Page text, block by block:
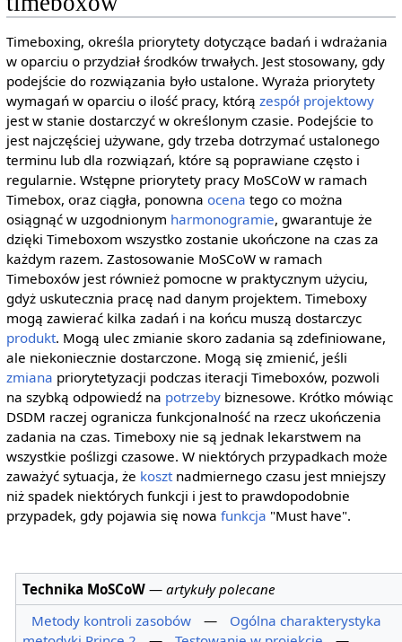
Timeboxing, określa priorytety dotyczące badań i wdrażania
w oparciu o przydział środków trwałych. Jest stosowany, gdy
podejście do rozwiązania było ustalone. Wyraża priorytety
wymagań w oparciu o ilość pracy, którą zespół projektowy
jest w stanie dostarczyć w określonym czasie. Podejście to
jest najczęściej używane, gdy trzeba dotrzymać ustalonego
terminu lub dla rozwiązań, które są poprawiane często i
regularnie. Wstępne priorytety pracy MoSCoW w ramach
Timebox, oraz ciągła, ponowna ocena tego co można
osiągnąć w uzgodnionym harmonogramie, gwarantuje że
dzięki Timeboxom wszystko zostanie ukończone na czas za
każdym razem. Zastosowanie MoSCoW w ramach
Timeboxów jest również pomocne w praktycznym użyciu,
gdyż uskutecznia pracę nad danym projektem. Timeboxy
mogą zawierać kilka zadań i na końcu muszą dostarczyc
produkt. Mogą ulec zmianie skoro zadania są zdefiniowane,
ale niekoniecznie dostarczone. Mogą się zmienić, jeśli
zmiana priorytetyzacji podczas iteracji Timeboxów, pozwoli
na szybką odpowiedź na potrzebybiznesowe. Krótko mówiąc
DSDM raczej ogranicza funkcjonalność na rzecz ukończenia
zadania na czas. Timeboxy nie są jednak lekarstwem na
wszystkie poślizgi czasowe. W niektórych przypadkach może
zaważyć sytuacja, że kosztnadmiernego czasu jest mniejszy
niż spadek niektórych funkcji i jest to prawdopodobnie
przypadek, gdy pojawia się nowa funkcja "Must have".
Technika MoSCoW —artykuły polecane
Metody kontroli zasobów
—
Ogólna charakterystyka